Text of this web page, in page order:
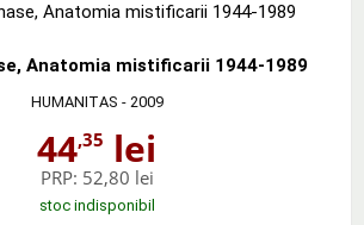
Anatomia mistificarii 1944-1989
HUMANITAS - 2009
44,35 lei
PRP: 52,80 lei
stoc indisponibil